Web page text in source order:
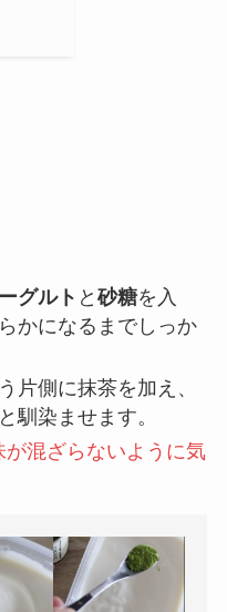
グルト と砂糖を入
かになるまでしっか
片側に抹茶を加え、
馴染ませます。
混ざらないように気